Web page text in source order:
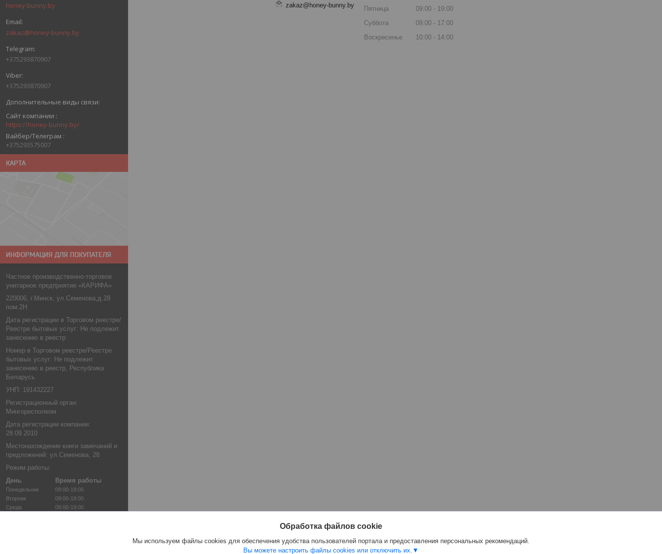
honey-bunny.by
zakaz@honey-bunny.by
+375293870907
+375293870907
Сайт компании
https://honey-bunny.by/
Вайбер/Телеграм
+375293575007
КАРТА
ИНФОРМАЦИЯ ДЛЯ ПОКУПАТЕЛЯ
Частное производственно-торговое
унитарное предприятие «КАРИФА»
220006, г.Минск, ул.Семенова,д.28
пом.2Н
Дата регистрации в Торговом реестре/
Реестре бытовых услуг: Не подлежит
занесению в реестр
Номер в Торговом реестре/Реестре
бытовых услуг: Не подлежит
занесению в реестр, Республика
Беларусь
УНП: 191432227
Регистрационный орган:
Мингорисполком
Дата регистрации компании:
28.09.2010
Местонахождение книги замечаний и
предложений: ул.Семенова, 28
Режим работы:
День
Время работы
Понедельник
09:00-19:00
Вторник
09:00-19:00
Среда
09:00-19:00
zakaz@honey-bunny.by
Пятница
09:00
19:00
Суббота
09:00
17:00
Воскресенье
10:00 14:00
Обработка файлов cookie
Мы используем файлы cookies для обеспечения удобства пользователей портала и предоставления персональных рекомендаций.
Вы можете настроить файлы cookies или отключить их.